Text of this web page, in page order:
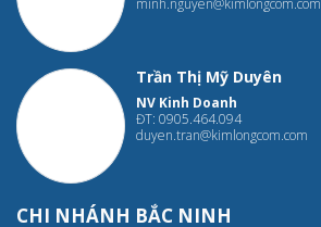
minh.nguyen@kimlongcom.com
Trần Thị Mỹ Duyên
NV Kinh Doanh
ĐT: 0905.464.094
duyen.tran@kimlongcom.com
CHI NHÁNH BẮC NINH